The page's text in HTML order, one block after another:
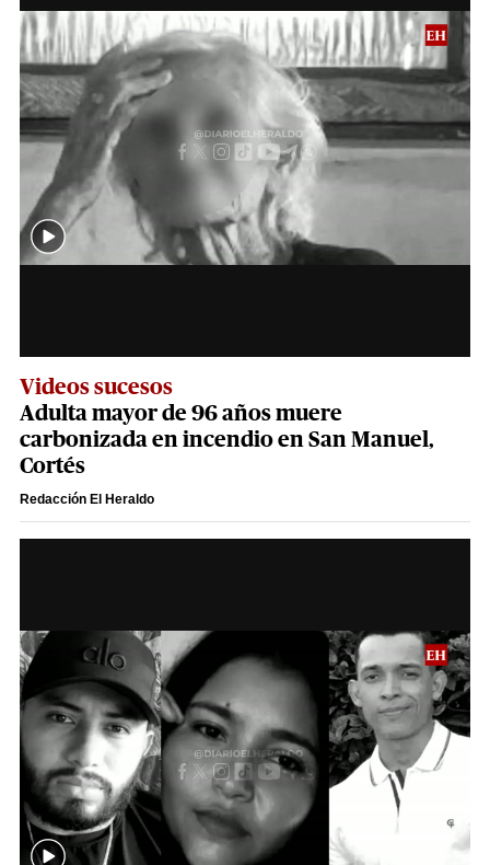
Videos sucesos
Adulta mayor de 96 años muere
carbonizada en incendio en San Manuel,
Cortés
Redacción El Heraldo